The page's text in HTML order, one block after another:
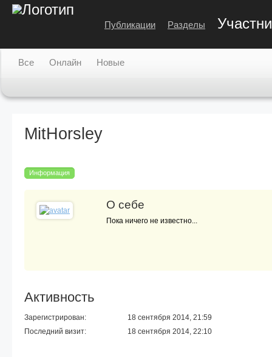
Публикации Разделы
Все Онлайн Новые
MitHorsley
Информация
О себе
Пока ничего не известно...
Активность
Зарегистрирован:
18 сентября 2014, 21:59
Последний визит:
18 сентября 2014, 22:10